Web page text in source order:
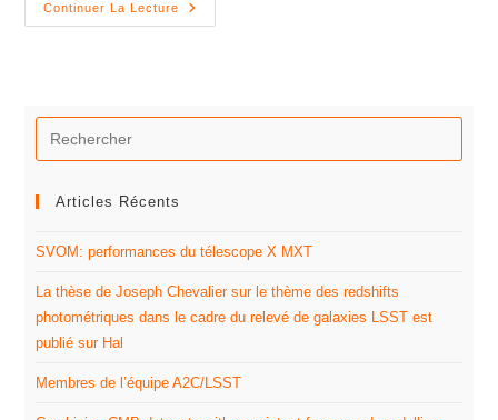
Continuer La Lecture
Articles Récents
SVOM: performances du télescope X MXT
La thèse de Joseph Chevalier sur le thème des redshifts
photométriques dans le cadre du relevé de galaxies LSST est
publié sur Hal
Membres de l’équipe A2C/LSST